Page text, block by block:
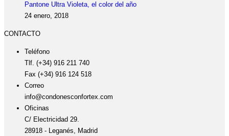
Pantone Ultra Violeta, el color del año
24 enero, 2018
CONTACTO
Teléfono
Tlf. (+34) 916 211 740
Fax (+34) 916 124 518
Correo
info@condonesconfortex.com
Oficinas
C/ Electricidad 29.
28918 - Leganés, Madrid